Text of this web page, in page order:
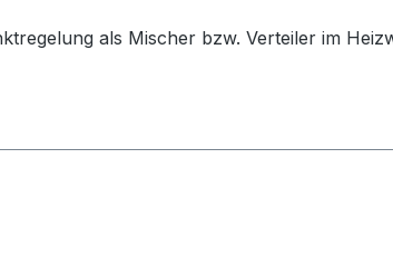
als Mischer bzw. Verteiler im